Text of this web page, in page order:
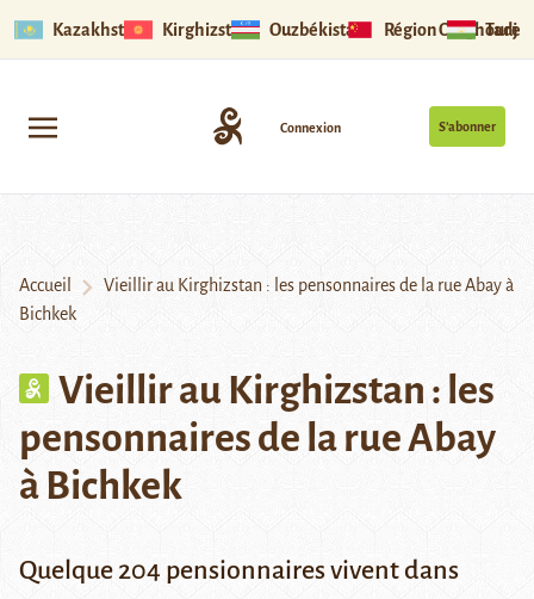
Kazakhstan Kirghizstan Ouzbékistan Région Ouïghoure
S’abonner
Connexion
Accueil
Vieillir au Kirghizstan : les pensonnaires de la rue Abay à
Bichkek
Vieillir au Kirghizstan : les
pensonnaires de la rue Abay
à Bichkek
Quelque 204 pensionnaires vivent dans